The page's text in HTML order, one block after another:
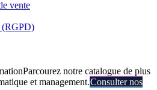
vente
(RGPD)
Parcourez notre catalogue de plus
et management.Consulter nos